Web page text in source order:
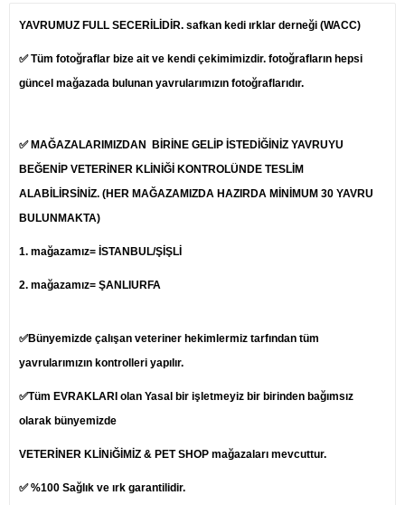
YAVRUMUZ FULL SECERİLİDİR. safkan kedi ırklar derneği (WACC)
✅ Tüm fotoğraflar bize ait ve kendi çekimimizdir. fotoğrafların hepsi
güncel mağazada bulunan yavrularımızın fotoğraflarıdır.
✅ MAĞAZALARIMIZDAN BİRİNE GELİP İSTEDİĞİNİZ YAVRUYU
BEĞENİP VETERİNER KLİNİĞİ KONTROLÜNDE TESLİM
ALABİLİRSİNİZ. (HER MAĞAZAMIZDA HAZIRDA MİNİMUM 30 YAVRU
BULUNMAKTA)
1. mağazamız= İSTANBUL/ŞİŞLİ
2. mağazamız= ŞANLIURFA
✅Bünyemizde çalışan veteriner hekimlermiz tarfından tüm
yavrularımızın kontrolleri yapılır.
✅Tüm EVRAKLARI olan Yasal bir işletmeyiz bir birinden bağımsız
olarak bünyemizde
VETERİNER KLİNiĞİMİZ & PET SHOP mağazaları mevcuttur.
✅ %100 Sağlık ve ırk garantilidir.